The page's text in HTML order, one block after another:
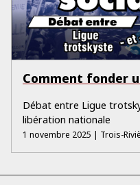
Comment fonder
Débat entre Ligue
libération nationale
1 novembre 2025 | Trois-